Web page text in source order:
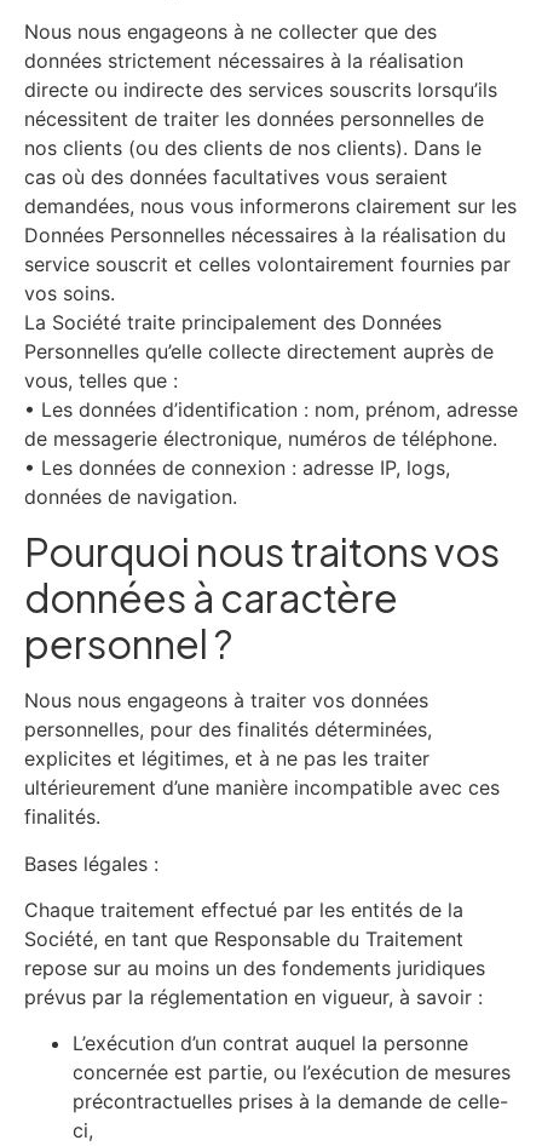
Nous nous engageons à ne collecter que des
données strictement nécessaires à la réalisation
directe ou indirecte des services souscrits lorsqu’ils
nécessitent de traiter les données personnelles de
nos clients (ou des clients de nos clients). Dans le
cas où des données facultatives vous seraient
demandées, nous vous informerons clairement sur les
Données Personnelles nécessaires à la réalisation du
service souscrit et celles volontairement fournies par
vos soins.
La Société traite principalement des Données
Personnelles qu’elle collecte directement auprès de
vous, telles que :
• Les données d’identification : nom, prénom, adresse
de messagerie électronique, numéros de téléphone.
• Les données de connexion : adresse IP, logs,
données de navigation.
Pourquoi nous traitons vos
données à caractère
personnel ?
Nous nous engageons à traiter vos données
personnelles, pour des finalités déterminées,
explicites et légitimes, et à ne pas les traiter
ultérieurement d’une manière incompatible avec ces
finalités.
Bases légales :
Chaque traitement effectué par les entités de la
Société, en tant que Responsable du Traitement
repose sur au moins un des fondements juridiques
prévus par la réglementation en vigueur, à savoir :
L’exécution d’un contrat auquel la personne
concernée est partie, ou l’exécution de mesures
précontractuelles prises à la demande de celle-
ci,